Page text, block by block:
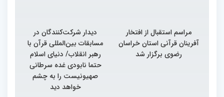
مراسم استقبال از افتخار
آفرینان قرآنی استان خراسان
رضوی برگزار شد
دیدار شرکت‌کنندگان در
مسابقات بین‌المللی قرآن با
رهبر انقلاب/ دنیای اسلام
حتما نابودی غده سرطانی
صهیونیست را به چشم
خواهد دید